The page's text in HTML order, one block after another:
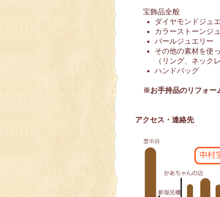
宝飾品全般
ダイヤモンドジュ
カラーストーンジ
パールジュエリー
その他の素材を使
（リング、ネック
ハンドバッグ
※お手持品のリフォー
アクセス・連絡先